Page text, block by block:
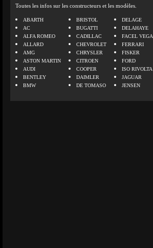
Toutes les infos sur les constructeurs et les modèles.
ABARTH
AC
ALFA ROMEO
ALLARD
AMG
ASTON MARTIN
AUDI
BENTLEY
BMW
BRISTOL
BUGATTI
CADILLAC
CHEVROLET
CHRYSLER
CITROEN
COOPER
DAIMLER
DE TOMASO
DELAGE
DELAHAYE
FACEL VEGA
FERRARI
FISKER
FORD
ISO RIVOLTA
JAGUAR
JENSEN